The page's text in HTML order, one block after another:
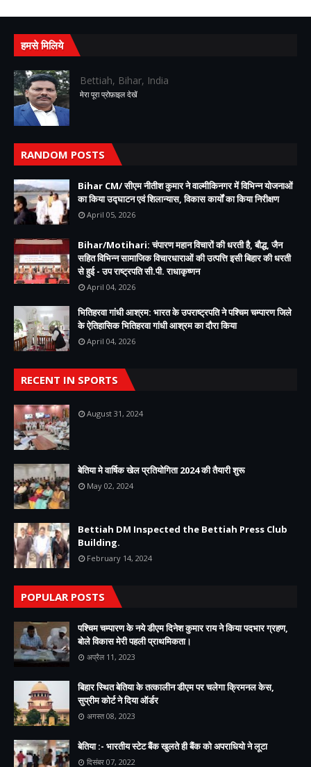
हमसे मिलिये
Bettiah, Bihar, India
मेरा पूरा प्रोफ़ाइल देखें
RANDOM POSTS
Bihar CM/ सीएम नीतीश कुमार ने वाल्मीकिनगर में विभिन्न योजनाओं
का किया उद्घाटन एवं शिलान्यास, विकास कार्यों का किया निरीक्षण
April 05, 2026
Bihar/Motihari: चंपारण महान विचारों की धरती है, बौद्ध, जैन
सहित विभिन्न सामाजिक विचारधाराओं की उत्पत्ति इसी बिहार की धरती
से हुई - उप राष्ट्रपति सी.पी. राधाकृष्णन
April 04, 2026
भितिहरवा गांधी आश्रम: भारत के उपराष्ट्रपति ने पश्चिम चम्पारण जिले
के ऐतिहासिक भितिहरवा गांधी आश्रम का दौरा किया
April 04, 2026
RECENT IN SPORTS
August 31, 2024
बेतिया मे वार्षिक खेल प्रतियोगिता 2024 की तैयारी शुरू
May 02, 2024
Bettiah DM Inspected the Bettiah Press Club
Building.
February 14, 2024
POPULAR POSTS
पश्चिम चम्पारण के नये डीएम दिनेश कुमार राय ने किया पदभार ग्रहण,
बोले विकास मेरी पहली प्राथमिकता।
अप्रैल 11, 2023
बिहार स्थित बेतिया के तत्कालीन डीएम पर चलेगा क्रिमनल केस,
सुप्रीम कोर्ट ने दिया ऑर्डर
अगस्त 08, 2023
बेतिया :- भारतीय स्टेट बैंक खुलते ही बैंक को अपराधियो ने लूटा
दिसंबर 07, 2022